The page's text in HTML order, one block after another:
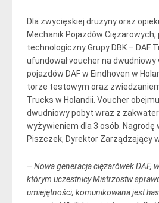
Dla zwycięskiej drużyny oraz
Mechanik Pojazdów
technologiczny Grupy DBK – DAF
ufundował voucher na
pojazdów DAF w Eindhoven w
torze testowym oraz
Trucks w Holandii. Voucher
dwudniowy pobyt wraz z
wyżywieniem dla 3 osób. Nagrodę
Piszczek, Dyrektor Zarządzający
– Nowa generacja ciężarówek DAF,
którym uczestnicy Mistrzostw
umiejętności, komunikowana jest